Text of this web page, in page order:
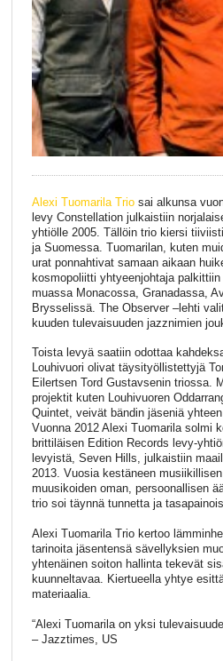
Alexi Tuomarila Triosai alkunsa
levy Constellation julkaistiin
yhtiölle 2005. Tällöin trio kiersi
ja Suomessa. Tuomarilan, kuten
urat ponnahtivat samaan aikaan
kosmopoliitti yhtyeenjohtaja
muassa Monacossa, Granadassa,
Brysselissä. The Observer –lehti
kuuden tulevaisuuden jazznimien
Toista levyä saatiin odottaa
Louhivuori olivat täysityöllistettyjä
Eilertsen Tord Gustavsenin triossa.
projektit kuten Louhivuoren
Quintet, veivät bändin jäseniä
Vuonna 2012 Alexi Tuomarila solmi
brittiläisen Edition Records levy-
levyistä, Seven Hills, julkaistiin
2013. Vuosia kestäneen
muusikoiden oman, persoonallisen
trio soi täynnä tunnetta ja
Alexi Tuomarila Trio kertoo
tarinoita jäsentensä sävellyksien
yhtenäinen soiton hallinta tekevät
kuunneltavaa. Kiertueella yhtye
materiaalia.
“Alexi Tuomarila on yksi
– Jazztimes, US